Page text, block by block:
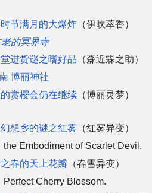
节满月的大爆炸 （伊吹萃香）
老的冥界寺
进货谜之嗜好品 （森近霖之助）
博丽神社
赏樱会仍在继续 （博丽灵梦）
想乡的谜之红雾 （红雾异变）
the Embodiment of Scarlet Devil.
春的天上花瓣 （春雪异变）
Perfect Cherry Blossom.